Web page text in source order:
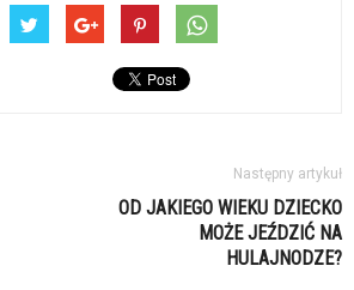
Następny artykuł
OD JAKIEGO WIEKU DZIECKO
MOŻE JEŹDZIĆ NA
HULAJNODZE?